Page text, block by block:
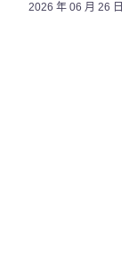
2026 年 06 月 26 日